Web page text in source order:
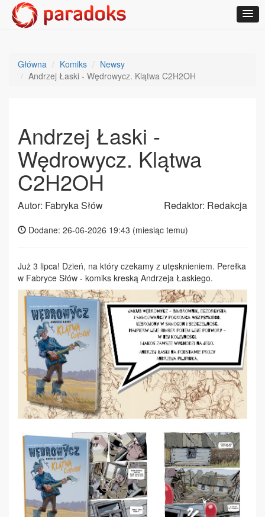
Główna Komiks
Newsy
Andrzej Łaski - Wędrowycz. Klątwa C2H2OH
Andrzej Łaski -
Wędrowycz. Klątwa
C2H2OH
Autor: Fabryka Słów Redaktor: Redakcja
Dodane: 26-06-2026 19:43 (miesiąc temu)
Już 3 lipca! Dzień, na który czekamy z utęsknieniem. Perełka
w Fabryce Słów - komiks kreską Andrzeja Łaskiego.